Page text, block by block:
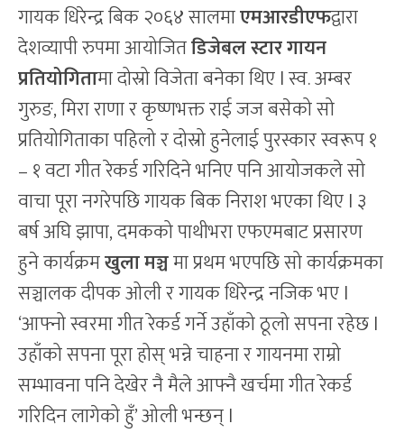
गायक धिरेन्द्र बिक २०६४ सालमाएमआरडीएफद्वारा
देशव्यापी रुपमा आयोजितडिजेबल स्टार गायन
प्रतियोगितामा दोस्रो विजेता बनेका थिए l स्व. अम्बर
गुरुङ, मिरा राणा र कृष्णभक्त राई जज बसेको सो
प्रतियोगिताका पहिलो र दोस्रो हुनेलाई पुरस्कार स्वरूप १
– १ वटा गीत रेकर्ड गरिदिने भनिए पनि आयोजकले सो
वाचा पूरा नगरेपछि गायक बिक निराश भएका थिए l ३
बर्ष अघि झापा, दमकको पाथीभरा एफएमबाट प्रसारण
हुने कार्यक्रमखुला मञ्चमा प्रथम भएपछि सो कार्यक्रमका
सञ्चालक दीपक ओली र गायक धिरेन्द्र नजिक भए l
‘आफ्नो स्वरमा गीत रेकर्ड गर्ने उहाँको ठूलो सपना रहेछ l
उहाँको सपना पूरा होस् भन्ने चाहना र गायनमा राम्रो
सम्भावना पनि देखेर नै मैले आफ्नै खर्चमा गीत रेकर्ड
गरिदिन लागेको हुँ’ ओली भन्छन् l